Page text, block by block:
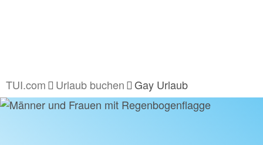
TUI.com Urlaub buchen Gay Urlaub